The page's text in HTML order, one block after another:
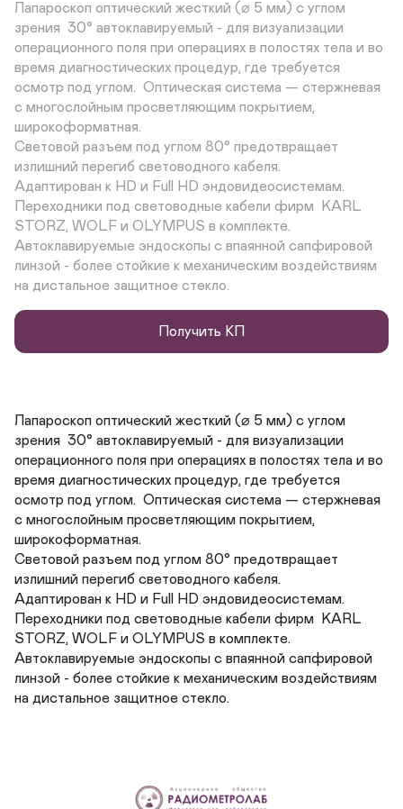
Лапароскоп оптический жесткий (⌀ 5 мм) с углом
зрения  30° автоклавируемый - для визуализации
операционного поля при операциях в полостях тела и во
время диагностических процедур, где требуется
осмотр под углом.  Оптическая система — стержневая
с многослойным просветляющим покрытием,
широкоформатная.
Световой разъем под углом 80° предотвращает
излишний перегиб световодного кабеля.
Адаптирован к HD и Full HD эндовидеосистемам.
Переходники под световодные кабели фирм  KARL
STORZ, WOLF и OLYMPUS в комплекте.
Автоклавируемые эндоскопы с впаянной сапфировой
линзой - более стойкие к механическим воздействиям
на дистальное защитное стекло.
Получить КП
Лапароскоп оптический жесткий (⌀ 5 мм) с углом
зрения  30° автоклавируемый - для визуализации
операционного поля при операциях в полостях тела и во
время диагностических процедур, где требуется
осмотр под углом.  Оптическая система — стержневая
с многослойным просветляющим покрытием,
широкоформатная.
Световой разъем под углом 80° предотвращает
излишний перегиб световодного кабеля.
Адаптирован к HD и Full HD эндовидеосистемам.
Переходники под световодные кабели фирм  KARL
STORZ, WOLF и OLYMPUS в комплекте.
Автоклавируемые эндоскопы с впаянной сапфировой
линзой - более стойкие к механическим воздействиям
на дистальное защитное стекло.